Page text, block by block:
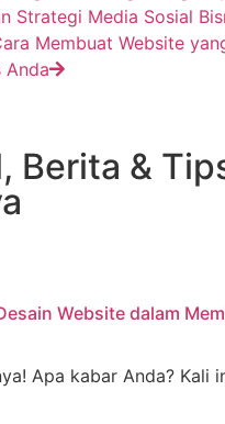
Strategi Media Sosial
Membuat Website
Anda
Berita &
Website dalam
Apa kabar Anda? Kali